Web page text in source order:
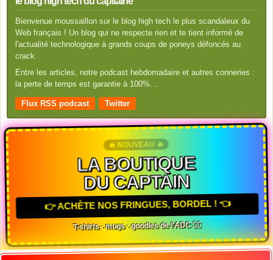
Bienvenue moussaillon sur le blog high tech le plus scandaleux du
Web français ! Un blog qui ne respecte rien et te tient informé de
l'actualité technologique à grands coups de poneys défoncés au
crack.
Entre les articles, notre podcast hebdomadaire et autres conneries :
la perte de temps est garantie à 100%…
Flux RSS podcast Twitter
🔥 NOUVEAU 🔥
LA BOUTIQUE
DU CAPTAIN
👉 ACHÈTE NOS FRINGUES, BORDEL ! 👈
T-shirts · mugs · goodies de l'ADC 🏴‍☠️